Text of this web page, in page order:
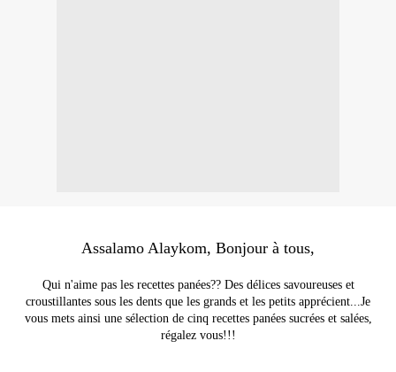
Assalamo Alaykom, Bonjour à tous,
Qui n'aime pas les recettes panées?? Des délices savoureuses et
croustillantes sous les dents que les grands et les petits apprécient...Je
vous mets ainsi une sélection de cinq recettes panées sucrées et salées,
régalez vous!!!